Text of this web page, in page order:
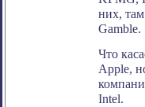
них,
Gamble.
Что
Apple,
Intel.